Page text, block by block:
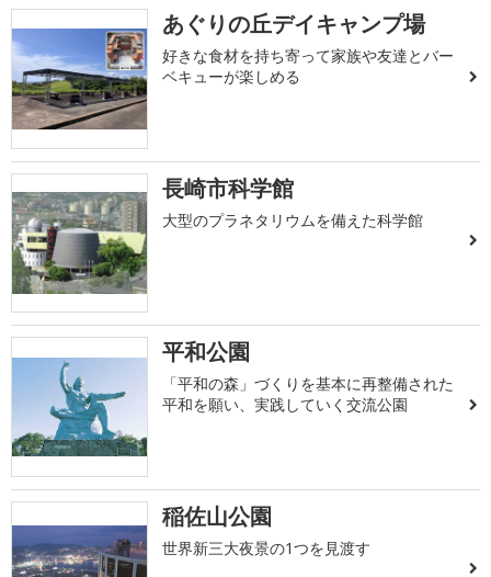
あぐりの丘デイキャンプ場
好きな食材を持ち寄って家族や友達とバー
ベキューが楽しめる
長崎市科学館
大型のプラネタリウムを備えた科学館
平和公園
「平和の森」づくりを基本に再整備された
平和を願い、実践していく交流公園
稲佐山公園
世界新三大夜景の1つを見渡す